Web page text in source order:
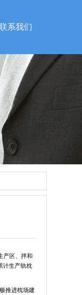
系我们
产区、拌和
计生产轨枕
推进枕场建